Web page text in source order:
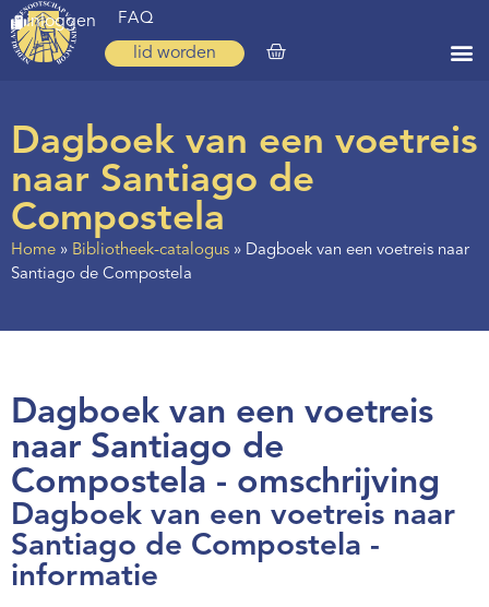
inloggen FAQ
lid worden
Zoeken
Over ons
Op weg
Ervaringen
Nieuws
Agenda
Webshop
Contact
Dagboek van een voetreis
naar Santiago de
Compostela
Home » Bibliotheek-catalogus » Dagboek van een voetreis naar
Santiago de Compostela
Dagboek van een voetreis
naar Santiago de
Compostela - omschrijving
Dagboek van een voetreis naar
Santiago de Compostela -
informatie